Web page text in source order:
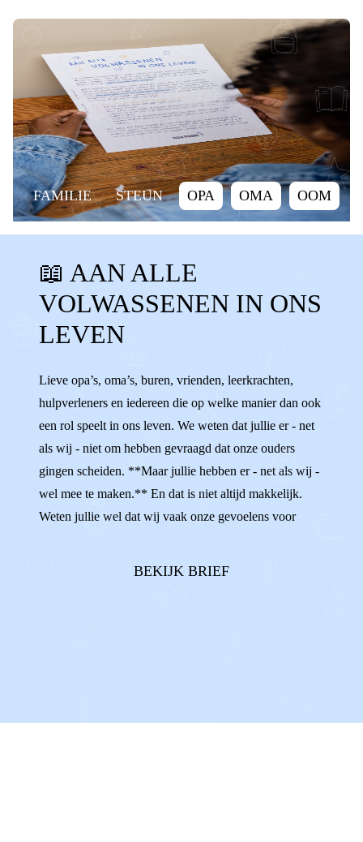
FAMILIE STEUN OPA OMA OOM
TANTE NEEF NICHT BUURMAN
BUURVROUW VRIEND
KANT KIEZEN ONPARTIJDIG STEUN
HELPEN VOLWASSENEN
SLECHT PRATEN FAMILIE
📖 AAN ALLE
VOLWASSENEN IN ONS
LEVEN
Lieve opa’s, oma’s, buren, vrienden, leerkrachten,
hulpverleners en iedereen die op welke manier dan ook
een rol speelt in ons leven. We weten dat jullie er - net
als wij - niet om hebben gevraagd dat onze ouders
gingen scheiden. **Maar jullie hebben er - net als wij -
wel mee te maken.** En dat is niet altijd makkelijk.
Weten jullie wel dat wij vaak onze gevoelens voor
BEKIJK BRIEF